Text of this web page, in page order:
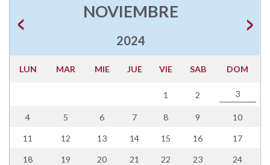
NOVIEMBRE
2024
LUN MAR MIE JUE VIE SAB DOM
1 2 3
4 5 6 7 8 9 10
11 12 13 14 15 16 17
18 19 20 21 22 23 24